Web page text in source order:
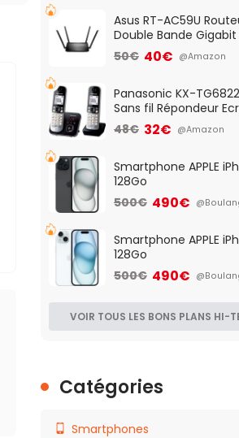
Asus RT-AC59U
Double Bande
Client VPN, Triple
d'accès et Bridge,
50€ 40€ @Amazon
Panasonic KX-
Sans fil Répondeur
Française]
48€ 32€ @Amazon
Smartphone APPLE
128Go
500€ 490€
Smartphone APPLE
128Go
500€ 490€
VOIR TOUS LES BONS PLANS HI-
Catégories
Smartphones